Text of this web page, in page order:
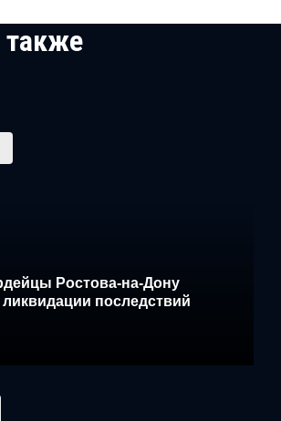
также
Ростова-на-Дону
последствий